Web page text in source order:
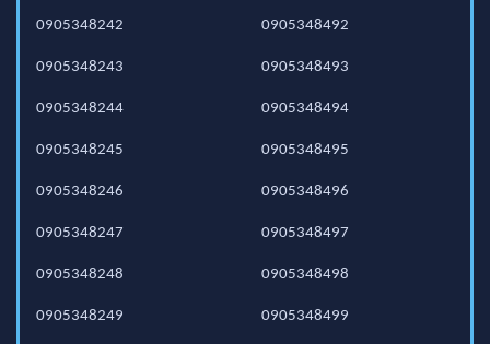
0905348242
0905348243
0905348244
0905348245
0905348246
0905348247
0905348248
0905348249
0905348492
0905348493
0905348494
0905348495
0905348496
0905348497
0905348498
0905348499